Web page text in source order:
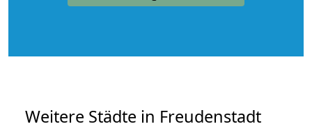
Weitere Städte in Freudenstadt